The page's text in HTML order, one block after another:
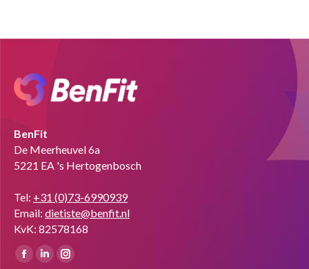
BenFit
De Meerheuvel 6a
5221 EA 's Hertogenbosch
Tel: +31 (0)73-6990939
Email: dietiste@benfit.nl
KvK: 82578168
Vind ons op:
Facebook
LinkedinInstagram